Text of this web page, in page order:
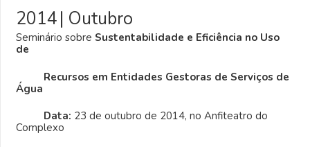
2014| Outubro
Seminário sobre Sustentabilidade e Eficiência no Uso
de
Recursos em Entidades Gestoras de Serviços de
Água
Data: 23 de outubro de 2014, no Anfiteatro do
Complexo